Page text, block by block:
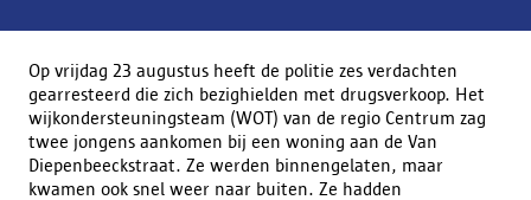
Op vrijdag 23 augustus heeft de politie zes verdachten
gearresteerd die zich bezighielden met drugsverkoop. Het
wijkondersteuningsteam (WOT) van de regio Centrum zag
twee jongens aankomen bij een woning aan de Van
Diepenbeeckstraat. Ze werden binnengelaten, maar
kwamen ook snel weer naar buiten. Ze hadden